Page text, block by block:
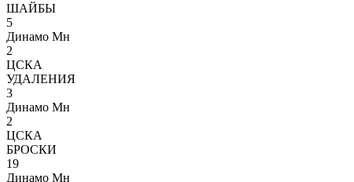
ШАЙБЫ
5
Динамо Мн
2
ЦСКА
УДАЛЕНИЯ
3
Динамо Мн
2
ЦСКА
БРОСКИ
19
Динамо Мн